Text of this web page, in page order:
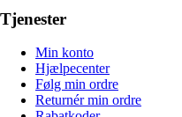
Tjenester
Min konto
Hjælpecenter
Følg min ordre
Returnér min ordre